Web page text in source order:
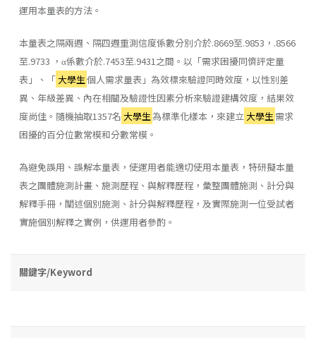
運用本量表的方法。
本量表之隔兩週、隔四週重測信度係數分別介於.8669至.9853，.8566
至.9733 ，α係數介於.7453至.9431之間。以「需求困擾同儕評定量
表」、「 大學生個人需求量表」為效標來驗證同時效度，以性別差
異、年級差異、內在相關及驗證性因素分析來驗證建構效度，結果效
度尚佳。隨機抽取1357名 大學生為標準化樣本，來建立 大學生 需求
困擾的百分位數常模和分數常模。
為避免誤用、誤解本量表，使運用者能適切使用本量表，特研擬本量
表之團體施測計畫、施測歷程、與解釋歷程，彙整團體施測、計分與
解釋手冊，闡述個別施測、計分與解釋歷程，及實際施測一位受試者
實施個別解釋之實例，供運用者參酌。
關鍵字/Keyword